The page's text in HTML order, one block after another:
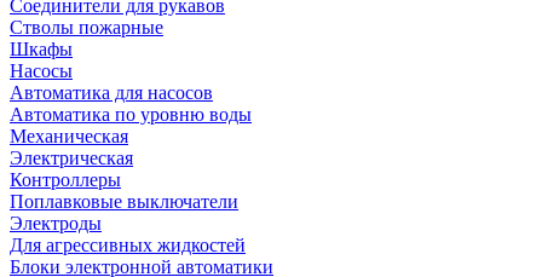
Соединители для рукавов
Стволы пожарные
Шкафы
Насосы
Автоматика для насосов
Автоматика по уровню воды
Механическая
Электрическая
Контроллеры
Поплавковые выключатели
Электроды
Для агрессивных жидкостей
Блоки электронной автоматики